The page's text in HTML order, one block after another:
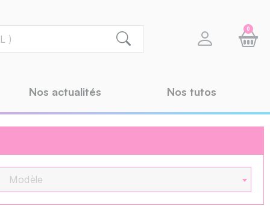
0
Nos actualités Nos tutos
Modèle